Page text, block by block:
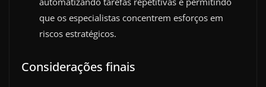
que os especialistas concentrem esforços em
riscos estratégicos.
Considerações finais